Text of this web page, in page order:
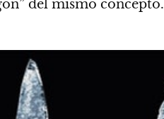
del mismo concepto.